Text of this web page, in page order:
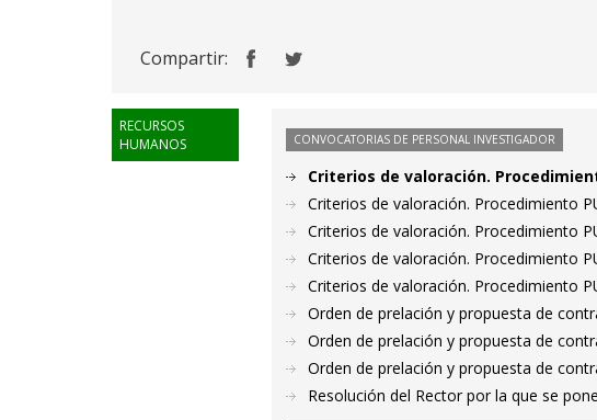
Compartir:
RECURSOS
HUMANOS
CONVOCATORIAS DE PERSONAL INVESTIGADOR
Criterios de valoración.
Criterios de valoración. Procedimiento
Criterios de valoración. Procedimiento
Criterios de valoración. Procedimiento
Criterios de valoración. Procedimiento
Orden de prelación y propuesta de
Orden de prelación y propuesta de
Orden de prelación y propuesta de
Resolución del Rector por la que se